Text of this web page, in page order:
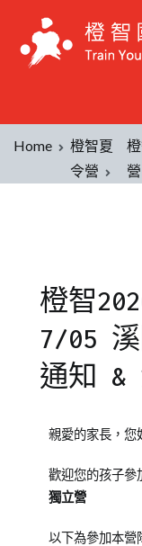
Home
橙智夏
令營
橙智
7/05
通知 &
on
2024-
07-
in
橙
智
令
親愛的家長，您
歡迎您的孩子參
獨立營
以下為參加本營